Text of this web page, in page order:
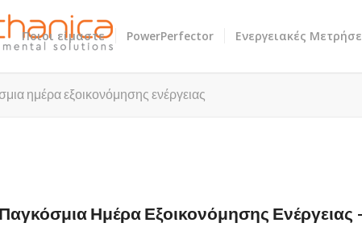
Ποιοι είμαστε PowerPerfector Ενεργειακές
ημέρα εξοικονόμησης ενέργειας
Ημέρα Εξοικονόμησης Ενέργειας